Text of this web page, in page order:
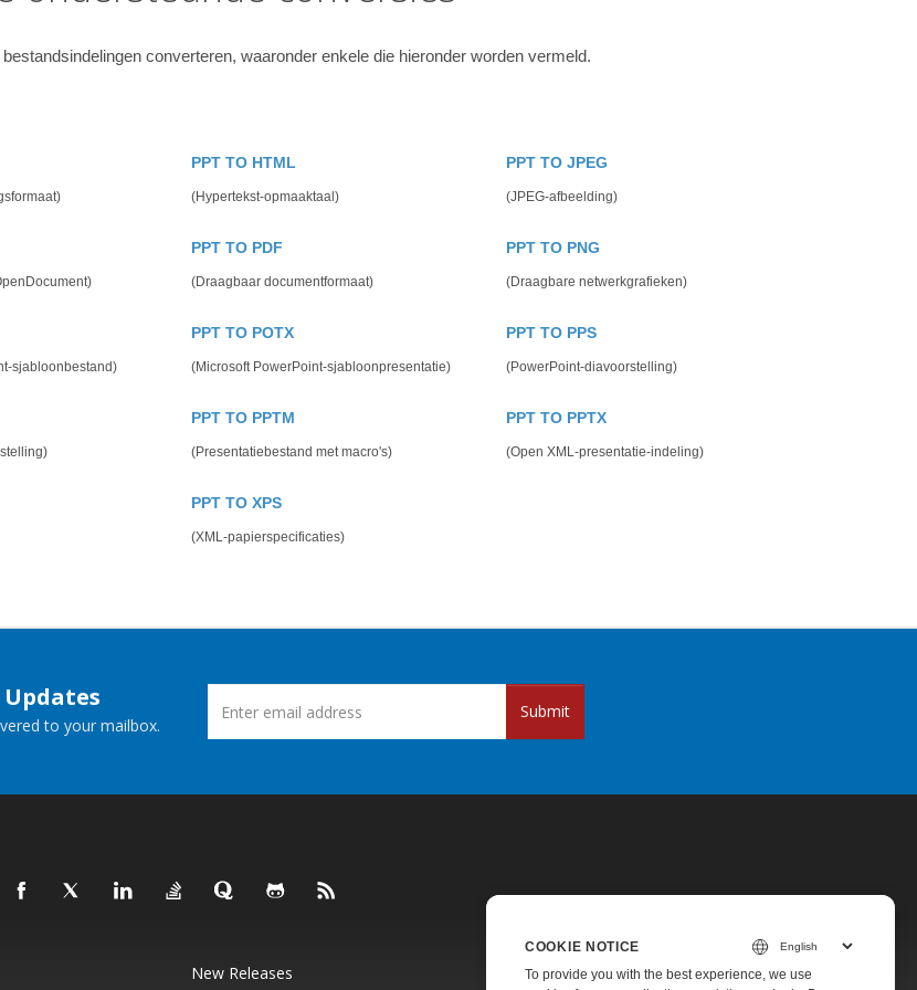
converteren, waaronder enkele die hieronder worden vermeld.
PPT TO HTML
(Hypertekst-opmaaktaal)
PPT TO JPEG
(JPEG-afbeelding)
PPT TO PDF
(Draagbaar documentformaat)
PPT TO PNG
(Draagbare netwerkgrafieken)
sjabloonbestand)
PPT TO POTX
(Microsoft PowerPoint-sjabloonpresentatie)
PPT TO PPS
(PowerPoint-diavoorstelling)
PPT TO PPTM
(Presentatiebestand met macro's)
PPT TO PPTX
(Open XML-presentatie-indeling)
PPT TO XPS
(XML-papierspecificaties)
to your mailbox.
Submit
New Releases Pricing
COOKIE NOTICE
To provide you with the best experience, we use